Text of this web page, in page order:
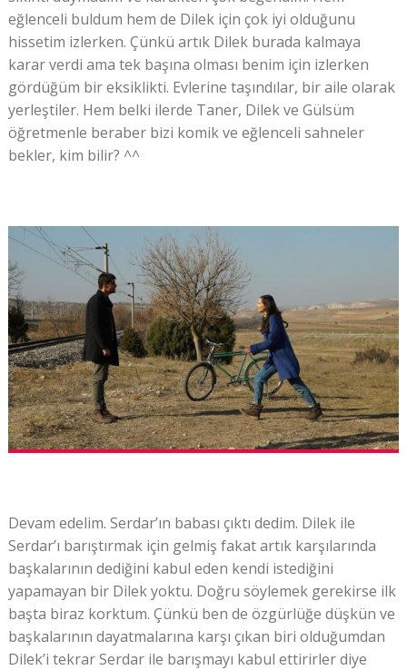
eğlenceli buldum hem de Dilek için çok iyi olduğunu
hissetim izlerken. Çünkü artık Dilek burada kalmaya
karar verdi ama tek başına olması benim için izlerken
gördüğüm bir eksiklikti. Evlerine taşındılar, bir aile olarak
yerleştiler. Hem belki ilerde Taner, Dilek ve Gülsüm
öğretmenle beraber bizi komik ve eğlenceli sahneler
bekler, kim bilir? ^^
Devam edelim. Serdar’ın babası çıktı dedim. Dilek ile
Serdar’ı barıştırmak için gelmiş fakat artık karşılarında
başkalarının dediğini kabul eden kendi istediğini
yapamayan bir Dilek yoktu. Doğru söylemek gerekirse ilk
başta biraz korktum. Çünkü ben de özgürlüğe düşkün ve
başkalarının dayatmalarına karşı çıkan biri olduğumdan
Dilek’i tekrar Serdar ile barışmayı kabul ettirirler diye